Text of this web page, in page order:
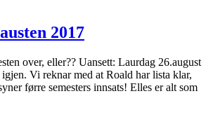
2017
over, eller?? Uansett: Laurdag 26.august
Vi reknar med at Roald har lista klar,
førre semesters innsats! Elles er alt som